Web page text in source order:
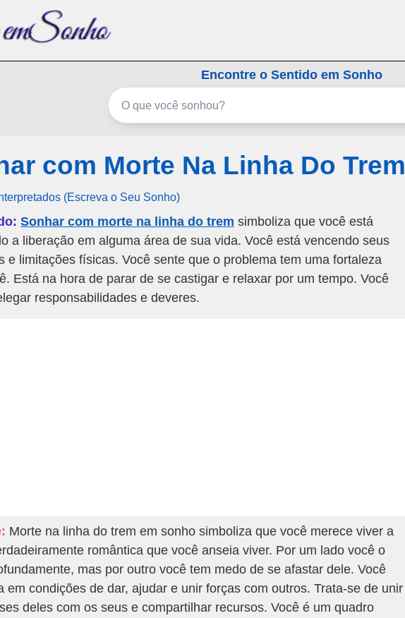
Encontre o Sentido em Sonho
com Morte Na Linha Do Trem
(Escreva o Seu Sonho)
Sonhar com morte na linha do trem simboliza que você está
a liberação em alguma área de sua vida. Você está vencendo seus
e limitações físicas. Você sente que o problema tem uma fortaleza
Está na hora de parar de se castigar e relaxar por um tempo. Você
responsabilidades e deveres.
Morte na linha do trem em sonho simboliza que você merece viver a
romântica que você anseia viver. Por um lado você o
mas por outro você tem medo de se afastar dele. Você
em condições de dar, ajudar e unir forças com outros. Trata-se de unir
deles com os seus e compartilhar recursos. Você é um quadro